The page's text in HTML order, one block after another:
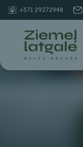
+371 29272948